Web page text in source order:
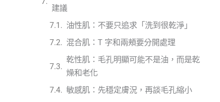
建議
油性肌：不要只追求「洗到很乾淨」
混合肌：T 字和兩頰要分開處理
乾性肌：毛孔明顯可能不是油，而是乾
燥和老化
敏感肌：先穩定膚況，再談毛孔縮小